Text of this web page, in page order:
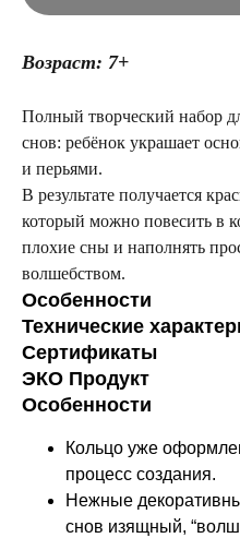
Возраст: 7+
Полный творческий набор
снов: ребёнок украшает
и перьями.
В результате получается
который можно повесить в
плохие сны и наполнять
волшебством.
Особенности
Технические
Сертификаты
ЭКО Продукт
Особенности
Кольцо уже
процесс создания.
Нежные
снов изящный,